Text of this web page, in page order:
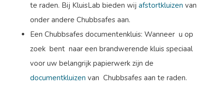
te raden. Bij KluisLab bieden wijafstortkluizen van
onder andere Chubbsafes aan.
Een Chubbsafes documentenkluis: Wanneer u op
zoek bent naar een brandwerende kluis speciaal
voor uw belangrijk papierwerk zijn de
documentkluizen van Chubbsafes aan te raden.